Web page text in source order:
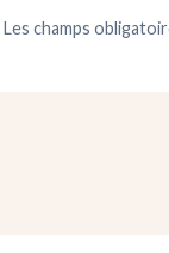
Les champs